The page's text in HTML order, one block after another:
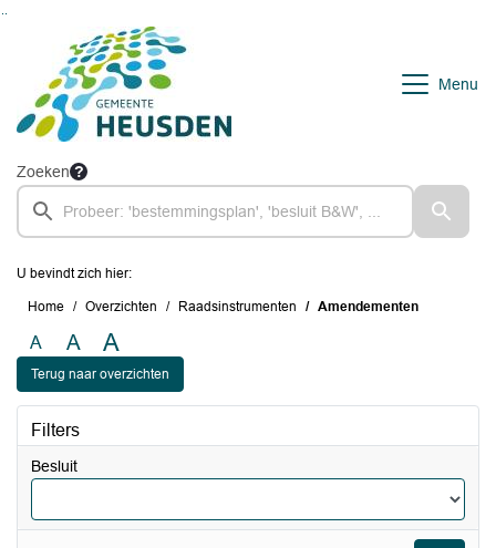
Ga naar de inhoud van deze pagina
Ga naar het zoeken
Ga naar het menu
Menu
Zoeken
U bevindt zich hier:
Home Overzichten Raadsinstrumenten Amendementen
A A A
Terug naar overzichten
Filters
Besluit